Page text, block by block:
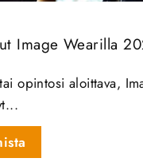
Image Wearilla
opintosi aloittava,